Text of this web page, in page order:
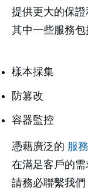
提供更大的保證
其中一些服務包
樣本採集
防篡改
容器監控
憑藉廣泛的 服務
在滿足客戶的需
請務必聯繫我們